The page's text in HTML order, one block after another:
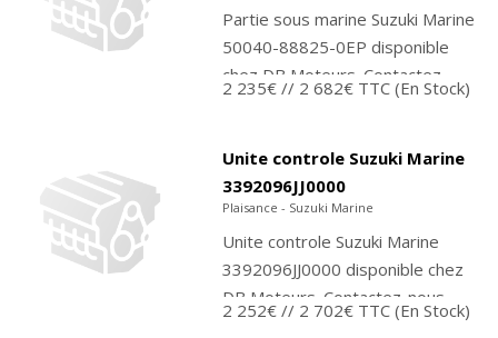
Partie sous marine Suzuki Marine
50040-88825-0EP disponible
chez DB Moteurs. Contactez-
nous pour commander ou
boutique...
2 235€ // 2 682€ TTC (En Stock)
Unite controle Suzuki Marine
3392096JJ0000
Plaisance - Suzuki Marine
Unite controle Suzuki Marine
3392096JJ0000 disponible chez
DB Moteurs. Contactez-nous
pour commander ou achetez
2 252€ // 2 702€ TTC (En Stock)